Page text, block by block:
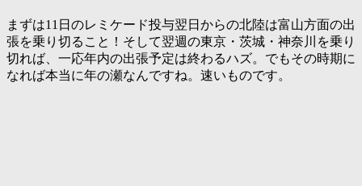
まずは11日のレミケード投与翌日からの北陸は富山方面の出
張を乗り切ること！そして翌週の東京・茨城・神奈川を乗り
切れば、一応年内の出張予定は終わるハズ。でもその時期に
なれば本当に年の瀬なんですね。速いものです。